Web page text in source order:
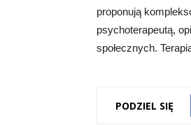
proponują
psychoterapeutą,
społecznych.
PODZIEL SIĘ